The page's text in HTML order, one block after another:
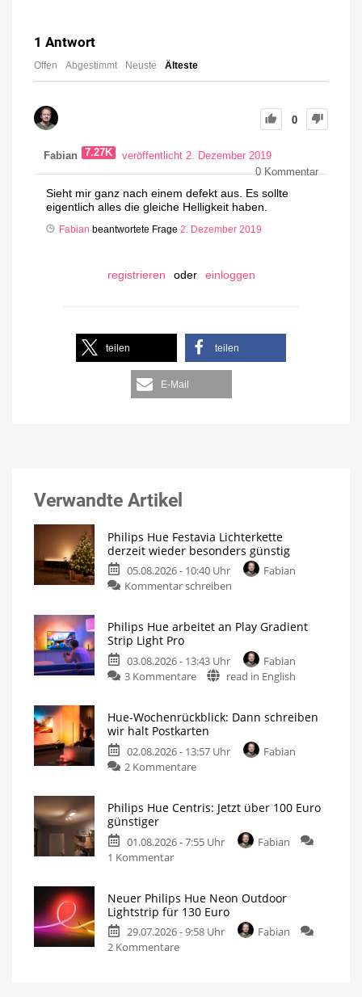
1 Antwort
Offen Abgestimmt Neuste Älteste
0
Fabian 7.27K
veröffentlicht 2. Dezember 2019
0Kommentar
Sieht mir ganz nach einem defekt aus. Es sollte
eigentlich alles die gleiche Helligkeit haben.
Fabian beantwortete Frage 2. Dezember 2019
registrieren oder einloggen
teilen teilen
E-Mail
Verwandte Artikel
Philips Hue Festavia Lichterkette
derzeit wieder besonders günstig
05.08.2026 - 10:40 Uhr
Fabian
Kommentar schreiben
Philips Hue arbeitet an Play Gradient
Strip Light Pro
03.08.2026 - 13:43 Uhr
Fabian
3 Kommentare
read in English
Hue-Wochenrückblick: Dann schreiben
wir halt Postkarten
02.08.2026 - 13:57 Uhr
Fabian
2 Kommentare
Philips Hue Centris: Jetzt über 100 Euro
günstiger
01.08.2026 - 7:55 Uhr
Fabian
1 Kommentar
Neuer Philips Hue Neon Outdoor
Lightstrip für 130 Euro
29.07.2026 - 9:58 Uhr
Fabian
2 Kommentare